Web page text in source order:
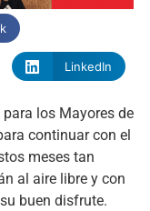
LinkedIn
los Mayores de
continuar con el
meses tan
al aire libre y con
buen disfrute.